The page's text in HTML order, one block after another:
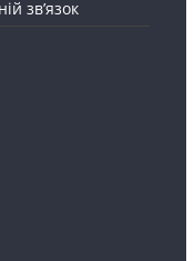
зв’язок